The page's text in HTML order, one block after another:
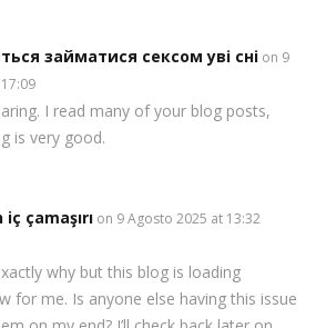
займатися сексом уві сні on 9
I read many of your blog posts,
is very good.
çamaşırı on 9 Agosto 2025 at 13:32
why but this blog is loading
for me. Is anyone else having this issue